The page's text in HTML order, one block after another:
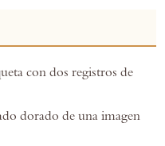
con dos registros de
dorado de una imagen